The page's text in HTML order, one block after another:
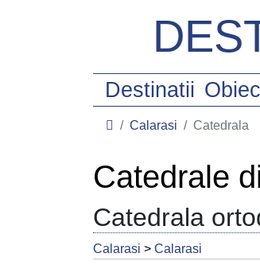
Destinatii
Calarasi Catedrala
Catedrale
Catedrala
Calarasi > Calarasi